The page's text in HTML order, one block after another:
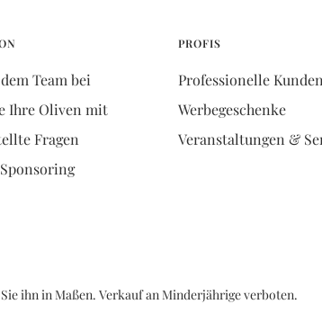
Team bei
Ihre Oliven mit
Fragen
PROFIS
Professionelle Kunden
Werbegeschenke
Veranstaltungen &
ihn in Maßen. Verkauf an Minderjährige verboten.